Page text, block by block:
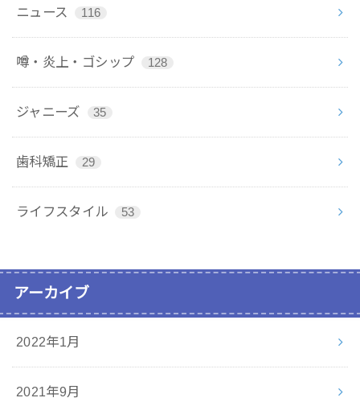
ニュース 116
噂・炎上・ゴシップ 128
ジャニーズ 35
歯科矯正 29
ライフスタイル 53
アーカイブ
2022年1月
2021年9月